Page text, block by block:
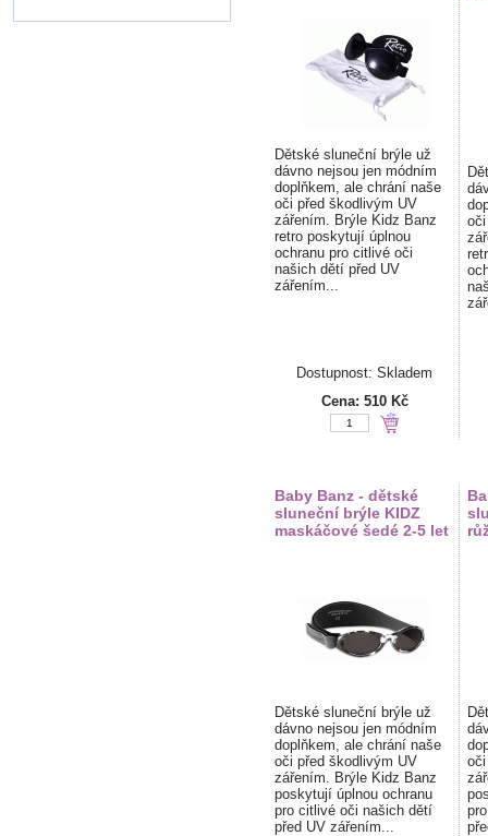
Dětské sluneční brýle už
dávno nejsou jen módním
doplňkem, ale chrání naše
oči před škodlivým UV
zářením. Brýle Kidz Banz
retro poskytují úplnou
ochranu pro citlivé oči
našich dětí před UV
zářením...
Dostupnost: Skladem
Cena: 510 Kč
Baby Banz - dětské
sluneční brýle KIDZ
maskáčové šedé 2-5 let
Dětské sluneční brýle už
dávno nejsou jen módním
doplňkem, ale chrání naše
oči před škodlivým UV
zářením. Brýle Kidz Banz
poskytují úplnou ochranu
pro citlivé oči našich dětí
před UV zářením...